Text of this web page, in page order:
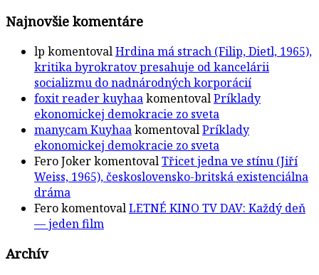
Najnovšie komentáre
lp komentovalHrdina má strach (Filip, Dietl, 1965),
kritika byrokratov presahuje od kancelárii
socializmu do nadnárodných korporácií
foxit reader kuyhaakomentovalPríklady
ekonomickej demokracie zo sveta
manycam KuyhaakomentovalPríklady
ekonomickej demokracie zo sveta
Fero JokerkomentovalTřicet jedna ve stínu (Jiří
Weiss, 1965), československo-britská existenciálna
dráma
FerokomentovalLETNÉ KINO TV DAV: Každý deň
— jeden film
Archív